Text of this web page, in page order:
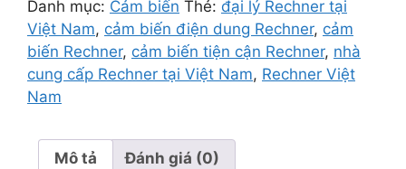
Danh mục: Cảm biến Thẻ: đại lý Rechner tại
Việt Nam, cảm biến điện dung Rechner, cảm
biến Rechner, cảm biến tiện cận Rechner, nhà
cung cấp Rechner tại Việt Nam, Rechner Việt
Nam
Mô tả Đánh giá (0)